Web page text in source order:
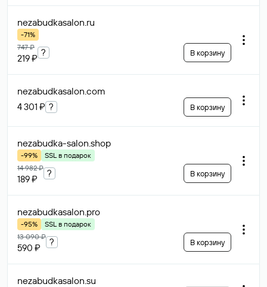
nezabudkasalon.ru
-71%
747 ₽
219 ₽
? В корзину
nezabudkasalon.com
4 301 ₽ ? В корзину
nezabudka-salon.shop
-99%
SSL в подарок
14 982 ₽
189 ₽
? В корзину
nezabudkasalon.pro
-95%
SSL в подарок
13 090 ₽
590 ₽
? В корзину
nezabudkasalon.su